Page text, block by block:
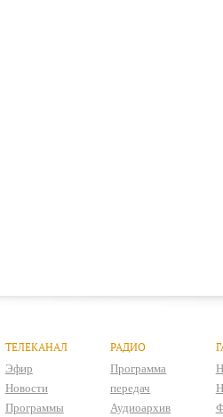
ТЕЛЕКАНАЛ
Эфир
Новости
Программы
РАДИО
Программа
передач
Аудиоархив